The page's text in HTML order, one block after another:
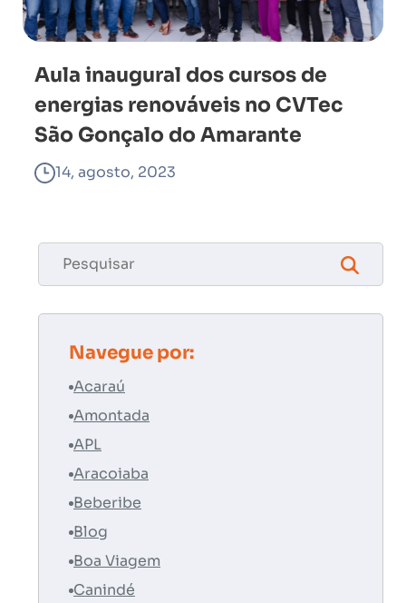
Aula inaugural dos cursos de
energias renováveis no CVTec
São Gonçalo do Amarante
14, agosto, 2023
Navegue por:
Acaraú
Amontada
APL
Aracoiaba
Beberibe
Blog
Boa Viagem
Canindé